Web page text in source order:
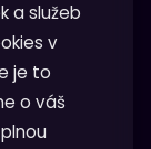
a služeb
v
je to
o váš